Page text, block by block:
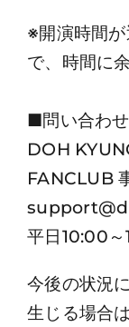
※開演時間
で、時間に
■問い合わせ
DOH
FANCLUB
平日10:00
今後の状況
生じる場合